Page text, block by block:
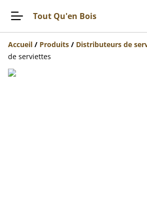
Tout Qu'en Bois
Accueil / Produits / Distributeurs de
de serviettes